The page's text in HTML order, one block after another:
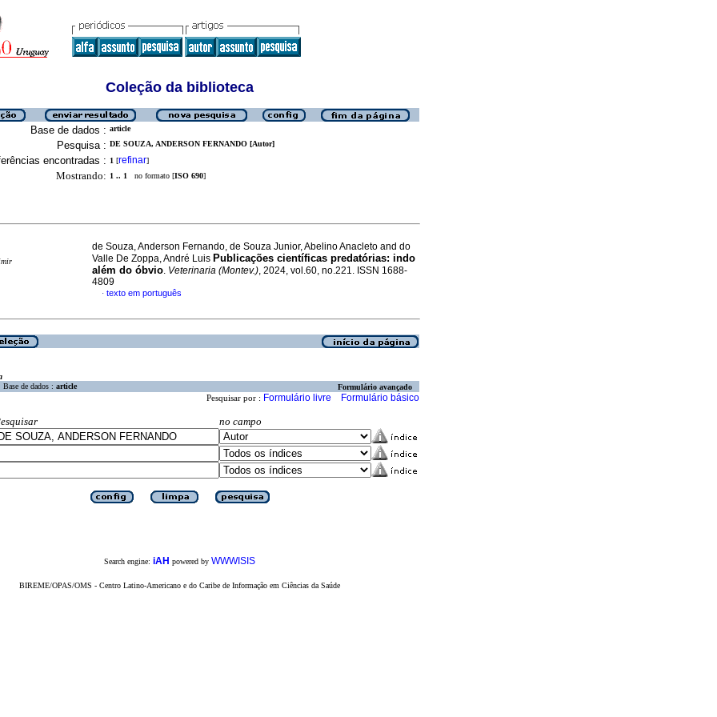
Coleção da biblioteca
Base de dados : article
Pesquisa : DE SOUZA, ANDERSON FERNANDO [Autor]
encontradas : 1 [refinar]
Mostrando: 1 .. 1 no formato [ISO 690]
de Souza, Anderson Fernando, de Souza Junior, Abelino Anacleto and do
Valle De Zoppa, André Luis Publicações científicas predatórias: indo
além do óbvio. Veterinaria (Montev.), 2024, vol.60, no.221. ISSN 1688-
4809
· texto em português
Base de dados : article Formulário avançado
Pesquisar por : Formulário livre Formulário básico
no campo
Search engine: iAH powered by WWWISIS
BIREME/OPAS/OMS - Centro Latino-Americano e do Caribe de Informação em Ciências da Saúde